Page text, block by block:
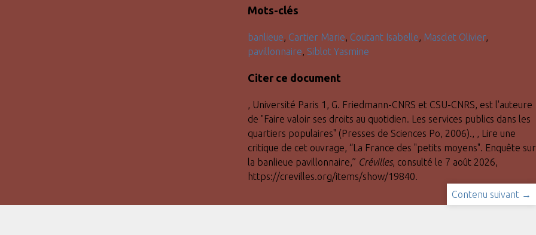
Mots-clés
banlieue Cartier Marie Coutant Isabelle Masclet Olivier,
pavillonnaire Siblot Yasmine
Citer ce document
, Université Paris 1, G. Friedmann-CNRS et CSU-CNRS, est l'auteure
de "Faire valoir ses droits au quotidien. Les services publics dans les
quartiers populaires" (Presses de Sciences Po, 2006)., , Lire une
critique de cet ouvrage, “La France des "petits moyens". Enquête sur
la banlieue pavillonnaire,” Crévilles, consulté le 7 août 2026,
https://crevilles.org/items/show/19840.
Contenu suivant →